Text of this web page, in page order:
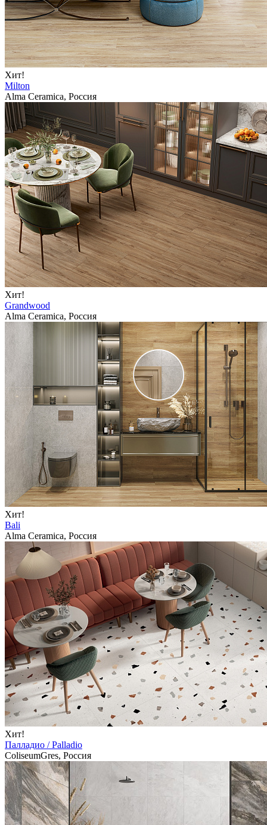
Хит!
Milton
Alma Ceramica, Россия
Хит!
Grandwood
Alma Ceramica, Россия
Хит!
Bali
Alma Ceramica, Россия
Хит!
Палладио / Palladio
ColiseumGres, Россия